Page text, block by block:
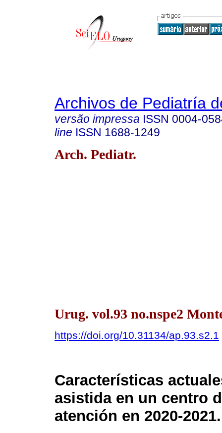
Archivos de Pediatría
versão impressa ISSN 0004-
line ISSN 1688-1249
Arch. Pediatr.
Urug. vol.93 no.nspe2
https://doi.org/10.31134/ap.93.s2.1
Características
asistida en un centro
atención en 2020-